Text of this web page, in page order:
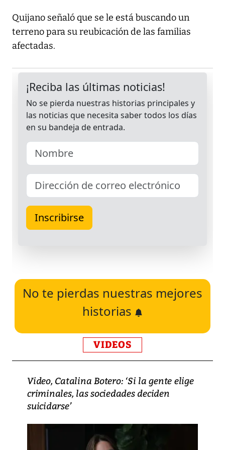
Quijano señaló que se le está buscando un
terreno para su reubicación de las familias
afectadas.
No te pierdas nuestras mejores
historias
VIDEOS
Video, Catalina Botero: ‘Si la gente elige
criminales, las sociedades deciden
suicidarse’